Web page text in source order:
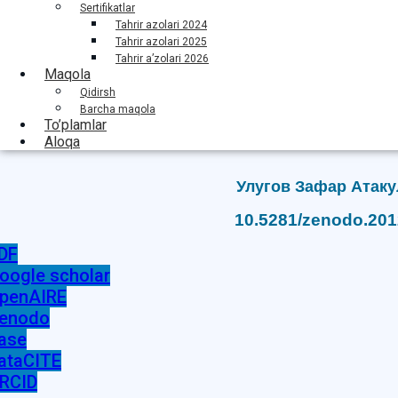
Sertifikatlar
Tahrir azolari 2024
Tahrir azolari 2025
Tahrir a’zolari 2026
Maqola
Qidirsh
Barcha maqola
To’plamlar
Aloqa
Улугов Зафар
10.5281/
scholar